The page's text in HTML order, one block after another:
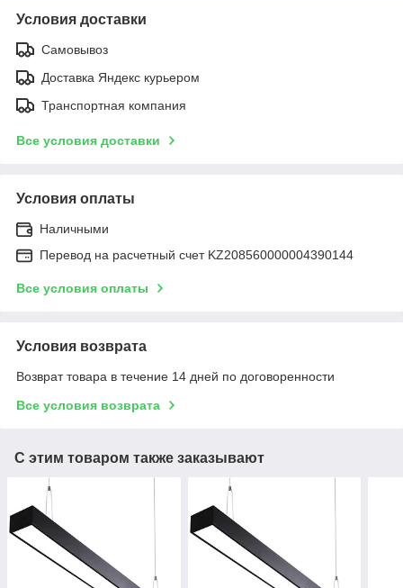
Условия доставки
Самовывоз
Доставка Яндекс курьером
Транспортная компания
Все условия доставки
Условия оплаты
Наличными
Перевод на расчетный счет KZ208560000004390144
Все условия оплаты
Условия возврата
Возврат товара в течение 14 дней по договоренности
Все условия возврата
С этим товаром также заказывают